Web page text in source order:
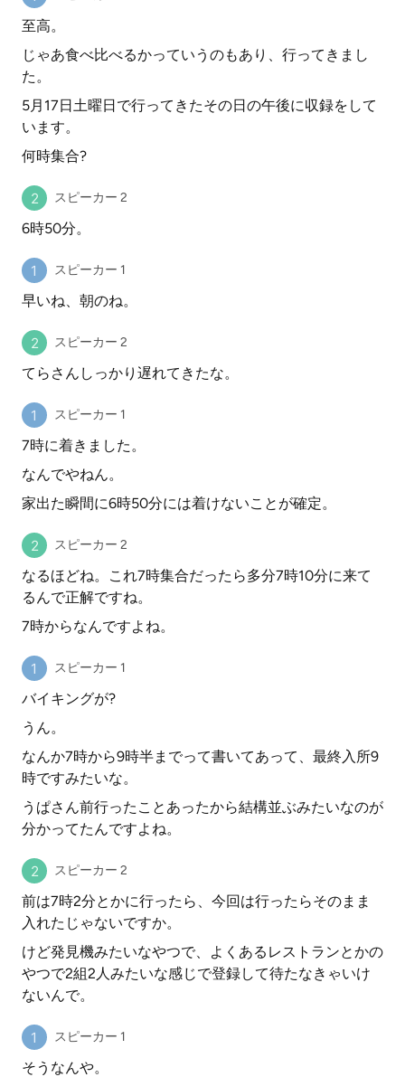
至高。
じゃあ食べ比べるかっていうのもあり、行ってきまし
た。
5月17日土曜日で行ってきたその日の午後に収録をして
います。
何時集合?
スピーカー 2
6時50分。
スピーカー 1
早いね、朝のね。
スピーカー 2
てらさんしっかり遅れてきたな。
スピーカー 1
7時に着きました。
なんでやねん。
家出た瞬間に6時50分には着けないことが確定。
スピーカー 2
なるほどね。これ7時集合だったら多分7時10分に来て
るんで正解ですね。
7時からなんですよね。
スピーカー 1
バイキングが?
うん。
なんか7時から9時半までって書いてあって、最終入所9
時ですみたいな。
うぱさん前行ったことあったから結構並ぶみたいなのが
分かってたんですよね。
スピーカー 2
前は7時2分とかに行ったら、今回は行ったらそのまま
入れたじゃないですか。
けど発見機みたいなやつで、よくあるレストランとかの
やつで2組2人みたいな感じで登録して待たなきゃいけ
ないんで。
スピーカー 1
そうなんや。